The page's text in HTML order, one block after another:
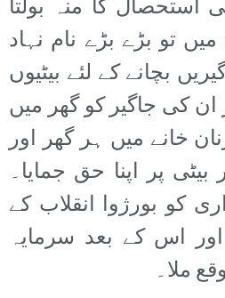
کا منہ بولتا
تو بڑے بڑے نام نہاد
بچانے کے لئے بیٹیوں
کی جاگیر کو گھر میں
خانے میں ہر گھر اور
پر اپنا حق جمایا۔
کو بورژوا انقلاب کے
اور اس کے بعد سرمایہ
ملا۔